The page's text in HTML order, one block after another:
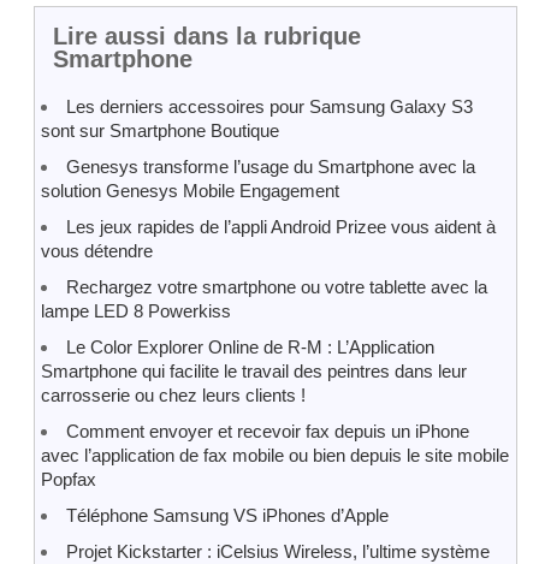
Lire aussi dans la rubrique
Smartphone
Les derniers accessoires pour Samsung Galaxy S3
sont sur Smartphone Boutique
Genesys transforme l’usage du Smartphone avec la
solution Genesys Mobile Engagement
Les jeux rapides de l’appli Android Prizee vous aident à
vous détendre
Rechargez votre smartphone ou votre tablette avec la
lampe LED 8 Powerkiss
Le Color Explorer Online de R-M : L’Application
Smartphone qui facilite le travail des peintres dans leur
carrosserie ou chez leurs clients !
Comment envoyer et recevoir fax depuis un iPhone
avec l’application de fax mobile ou bien depuis le site mobile
Popfax
Téléphone Samsung VS iPhones d’Apple
Projet Kickstarter : iCelsius Wireless, l’ultime système